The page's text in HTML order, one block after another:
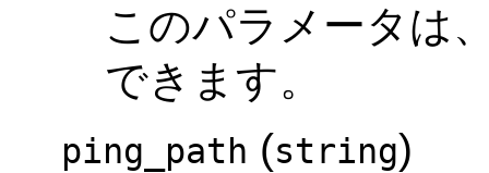
このパラメータは
できます。
ping_path (string)